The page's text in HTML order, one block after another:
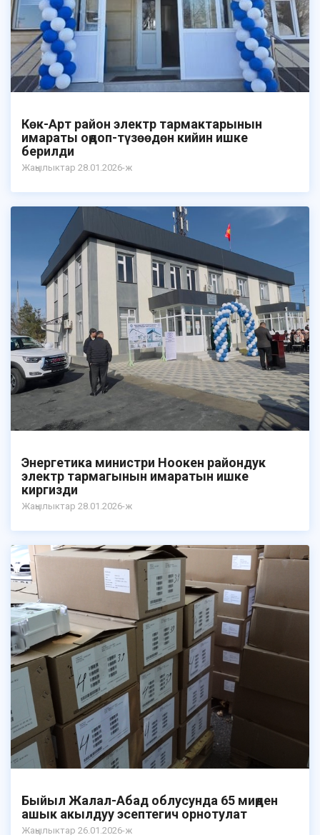
Көк-Арт район электр тармактарынын
имараты оңдоп-түзөөдөн кийин ишке
берилди
Жаңылыктар 28.01.2026-ж
Энергетика министри Ноокен райондук
электр тармагынын имаратын ишке
киргизди
Жаңылыктар 28.01.2026-ж
Быйыл Жалал-Абад облусунда 65 миңден
ашык акылдуу эсептегич орнотулат
Жаңылыктар 26.01.2026-ж